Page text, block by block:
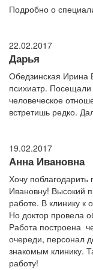
Подробно о
22.02.2017
Дарья
Обедзинская Ирина
психиатр.
человеческое
встретишь редко.
19.02.2017
Анна Ивановна
Хочу поблагодарить
Ивановну! Высокий
работе. В клинику к
Но доктор провела
Работа построена
очереди, персонал
знакомым клинику.
работу!